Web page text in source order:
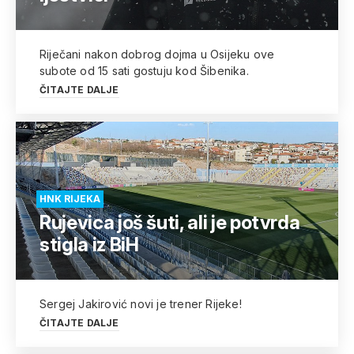
Riječani nakon dobrog dojma u Osijeku ove
subote od 15 sati gostuju kod Šibenika.
ČITAJTE DALJE
HNK RIJEKA
Rujevica još šuti, ali je potvrda
stigla iz BiH
Sergej Jakirović novi je trener Rijeke!
ČITAJTE DALJE